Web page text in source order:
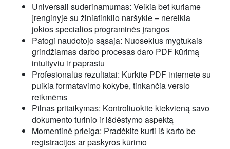
Universali suderinamumas: Veikia bet kuriame
įrenginyje su žiniatinklio naršykle – nereikia
jokios specialios programinės įrangos
Patogi naudotojo sąsaja: Nuoseklus mygtukais
grindžiamas darbo procesas daro PDF kūrimą
intuityviu ir paprastu
Profesionalūs rezultatai: Kurkite PDF internete su
puikia formatavimo kokybe, tinkančia verslo
reikmėms
Pilnas pritaikymas: Kontroliuokite kiekvieną savo
dokumento turinio ir išdėstymo aspektą
Momentinė prieiga: Pradėkite kurti iš karto be
registracijos ar paskyros kūrimo